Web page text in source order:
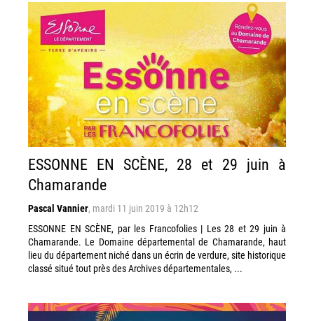
ESSONNE EN SCÈNE, 28 et 29 juin à
Chamarande
Pascal Vannier, mardi 11 juin 2019 à 12h12
ESSONNE EN SCÈNE, par les Francofolies | Les 28 et 29 juin à
Chamarande. Le Domaine départemental de Chamarande, haut
lieu du département niché dans un écrin de verdure, site historique
classé situé tout près des Archives départementales, ...